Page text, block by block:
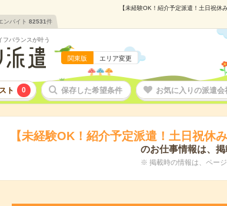
【未経験OK！紹介予定派遣！土日祝休
ンバイト 82531件
フバランスが叶う
関東版 エリア変更
ト 0 保存した希望条件 お気に入りの派遣会
【未経験OK！紹介予定派遣！土日祝休
のお仕事情報は、掲
※ 掲載時の情報は、ペー